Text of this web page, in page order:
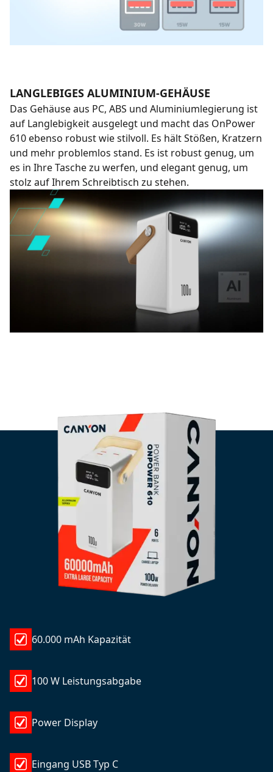
LANGLEBIGES ALUMINIUM-GEHÄUSE
Das Gehäuse aus PC, ABS und Aluminiumlegierung ist
auf Langlebigkeit ausgelegt und macht das OnPower
610 ebenso robust wie stilvoll. Es hält Stößen, Kratzern
und mehr problemlos stand. Es ist robust genug, um
es in Ihre Tasche zu werfen, und elegant genug, um
stolz auf Ihrem Schreibtisch zu stehen.
60.000 mAh Kapazität
100 W Leistungsabgabe
Power Display
Eingang USB Typ C